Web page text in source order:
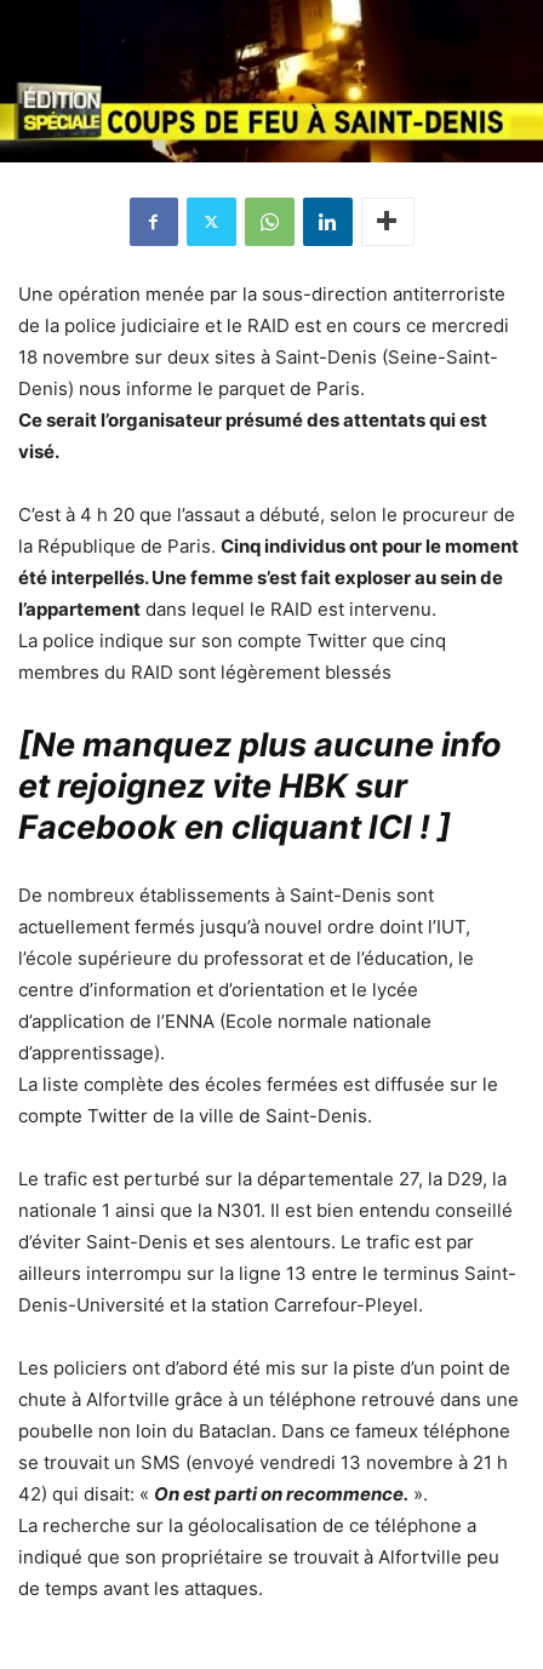
Une opération menée par la sous-direction antiterroriste
de la police judiciaire et le RAID est en cours ce mercredi
18 novembre sur deux sites à Saint-Denis (Seine-Saint-
Denis) nous informe le parquet de Paris.
Ce serait l’organisateur présumé des attentats qui est
visé.
C’est à 4 h 20 que l’assaut a débuté, selon le procureur de
la République de Paris. Cinq individus ont pour le moment
été interpellés. Une femme s’est fait exploser au sein de
l’appartement dans lequel le RAID est intervenu.
La police indique sur son compte Twitter que cinq
membres du RAID sont légèrement blessés
[Ne manquez plus aucune info
et rejoignez vite HBK sur
Facebook en cliquant ICI !]
De nombreux établissements à Saint-Denis sont
actuellement fermés jusqu’à nouvel ordre doint l’IUT,
l’école supérieure du professorat et de l’éducation, le
centre d’information et d’orientation et le lycée
d’application de l’ENNA (Ecole normale nationale
d’apprentissage).
La liste complète des écoles fermées est diffusée sur le
compte Twitter de la ville de Saint-Denis.
Le trafic est perturbé sur la départementale 27, la D29, la
nationale 1 ainsi que la N301. Il est bien entendu conseillé
d’éviter Saint-Denis et ses alentours. Le trafic est par
ailleurs interrompu sur la ligne 13 entre le terminus Saint-
Denis-Université et la station Carrefour-Pleyel.
Les policiers ont d’abord été mis sur la piste d’un point de
chute à Alfortville grâce à un téléphone retrouvé dans une
poubelle non loin du Bataclan. Dans ce fameux téléphone
se trouvait un SMS (envoyé vendredi 13 novembre à 21 h
42) qui disait: « On est parti on recommence. ».
La recherche sur la géolocalisation de ce téléphone a
indiqué que son propriétaire se trouvait à Alfortville peu
de temps avant les attaques.